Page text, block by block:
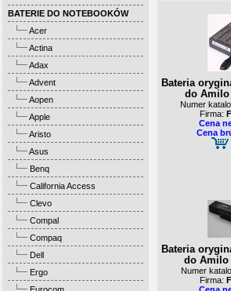
BATERIE DO NOTEBOOKÓW
Acer
Actina
Adax
Advent
Aopen
Apple
Aristo
Asus
Benq
California Access
Clevo
Compal
Compaq
Dell
Ergo
Bateria
do Amilo
Numer
Firma:
Cena
Cena
Bateria
do Amilo
Numer
Firma: